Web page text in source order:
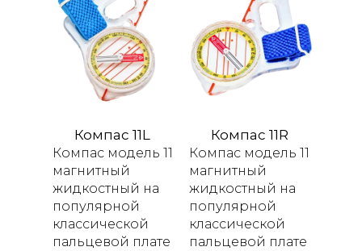
Компас 11L
Компас модель 11
магнитный
жидкостный на
популярной
классической
пальцевой плате
Компас 11R
Компас модель 11
магнитный
жидкостный на
популярной
классической
пальцевой плате